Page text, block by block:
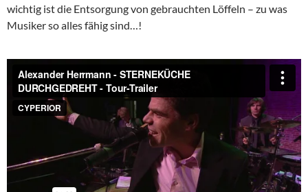
wichtig ist die Entsorgung von gebrauchten Löffeln – zu was
Musiker so alles fähig sind…!